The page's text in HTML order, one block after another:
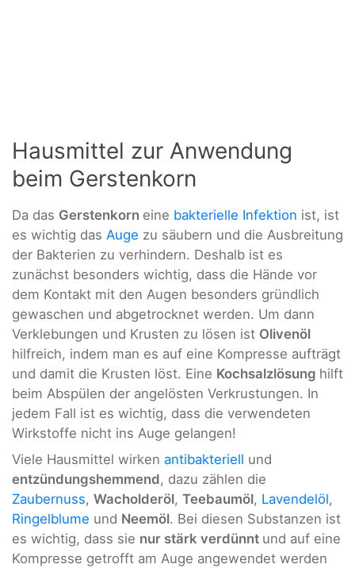
Hausmittel zur Anwendung
beim Gerstenkorn
Da das Gerstenkorn eine bakterielle Infektion ist, ist
es wichtig das Auge zu säubern und die Ausbreitung
der Bakterien zu verhindern. Deshalb ist es
zunächst besonders wichtig, dass die Hände vor
dem Kontakt mit den Augen besonders gründlich
gewaschen und abgetrocknet werden. Um dann
Verklebungen und Krusten zu lösen ist Olivenöl
hilfreich, indem man es auf eine Kompresse aufträgt
und damit die Krusten löst. Eine Kochsalzlösung hilft
beim Abspülen der angelösten Verkrustungen. In
jedem Fall ist es wichtig, dass die verwendeten
Wirkstoffe nicht ins Auge gelangen!
Viele Hausmittel wirken antibakteriell und
entzündungshemmend, dazu zählen die
Zaubernuss, Wacholderöl, Teebaumöl, Lavendelöl,
Ringelblume und Neemöl. Bei diesen Substanzen ist
es wichtig, dass sie nur stärk verdünnt und auf eine
Kompresse getrofft am Auge angewendet werden